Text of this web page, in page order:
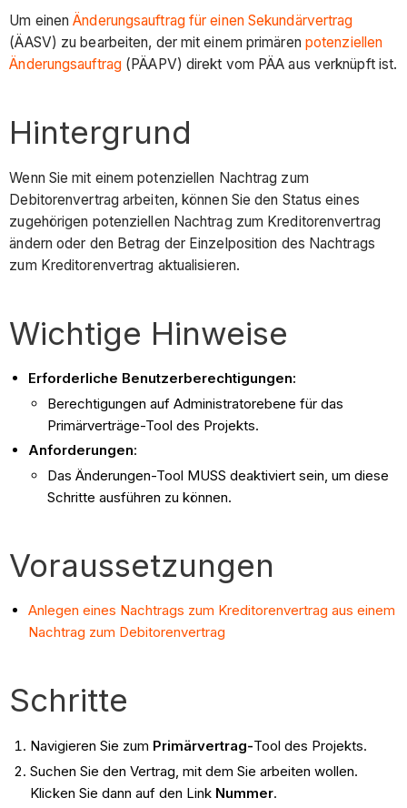
Um einenÄnderungsauftrag für einen Sekundärvertrag
(ÄASV) zu bearbeiten, der mit einem primären potenziellen
Änderungsauftrag (PÄAPV) direkt vom PÄA aus verknüpft ist.
Hintergrund
Wenn Sie mit einem potenziellen Nachtrag zum
Debitorenvertrag arbeiten, können Sie den Status eines
zugehörigen potenziellen Nachtrag zum Kreditorenvertrag
ändern oder den Betrag der Einzelposition des Nachtrags
zum Kreditorenvertrag aktualisieren.
Wichtige Hinweise
Erforderliche Benutzerberechtigungen:
Berechtigungen auf Administratorebene für das
Primärverträge-Tool des Projekts.
Anforderungen:
Das Änderungen-Tool MUSS deaktiviert sein, um diese
Schritte ausführen zu können.
Voraussetzungen
Anlegen eines Nachtrags zum Kreditorenvertrag aus einem
Nachtrag zum Debitorenvertrag
Schritte
Navigieren Sie zum Primärvertrag-Tool des Projekts.
Suchen Sie den Vertrag, mit dem Sie arbeiten wollen.
Klicken Sie dann auf den Link Nummer.